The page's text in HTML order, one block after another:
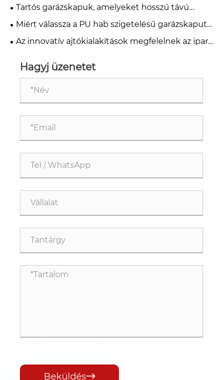
üzleti célokra
Tartós garázskapuk, amelyeket hosszú távú
használatra terveztek
Miért válassza a PU hab szigetelésű garázskaput
modern otthonokhoz?
Az innovatív ajtókialakítások megfelelnek az ipari
Hagyj üzenetet
Beküldés